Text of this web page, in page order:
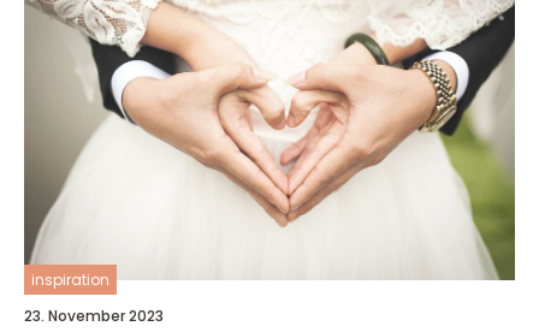
inspiration
23. November 2023